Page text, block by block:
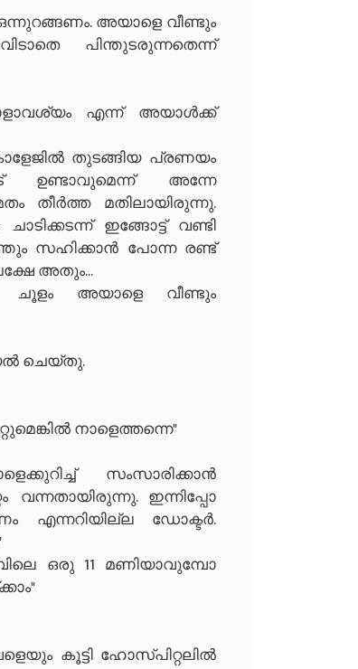
അയാളെ വീണ്ടും
പിന്തുടരുന്നതെന്ന്
എന്ന് അയാൾക്ക്
തുടങ്ങിയ പ്രണയം
ഉണ്ടാവുമെന്ന് അന്നേ
തീർത്ത മതിലായിരുന്നു.
ഇങ്ങോട്ട് വണ്ടി
സഹിക്കാൻ പോന്ന രണ്ട്
അതും...
ചൂളം അയാളെ വീണ്ടും
ചെയ്തു.
നാളെത്തന്നെ"
സംസാരിക്കാൻ
വന്നതായിരുന്നു. ഇന്നിപ്പോ
എന്നറിയില്ല ഡോക്ടർ.
ഒരു 11 മണിയാവുമ്പോ
കൂട്ടി ഹോസ്പിറ്റലിൽ